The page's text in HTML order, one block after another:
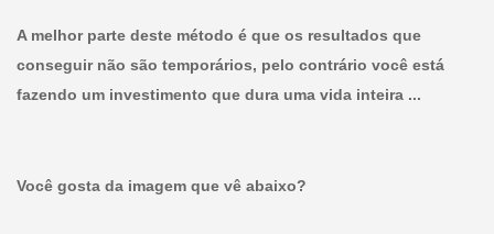
A melhor parte deste método é que os resultados que
conseguir não são temporários, pelo contrário você está
fazendo um investimento que dura uma vida inteira ...
Você gosta da imagem que vê abaixo?